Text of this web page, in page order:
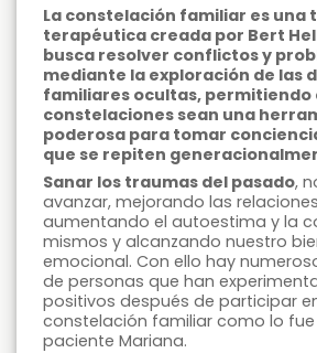
La constelación familiar es una
terapéutica creada por Bert
busca resolver conflictos y
mediante la exploración de las
familiares ocultas, permitiendo
constelaciones sean una
poderosa para tomar
que se repiten
Sanar los traumas del pasado,
avanzar, mejorando las
aumentando el autoestima y la
mismos y alcanzando nuestro
emocional. Con ello hay
de personas que han
positivos después de participar
constelación familiar como lo fue
paciente Mariana.